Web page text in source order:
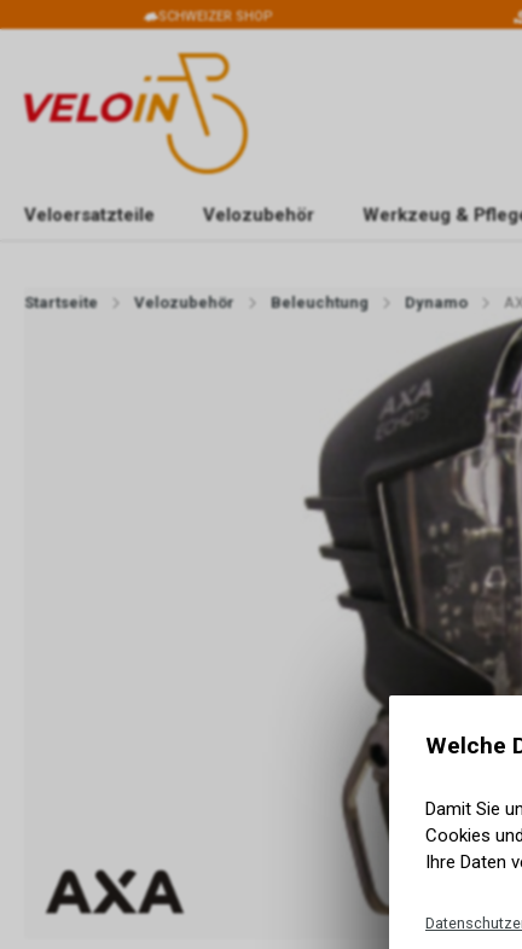
SCHWEIZER SHOP
Veloersatzteile Velozubehör Werkzeug &
Startseite Velozubehör Beleuchtung Dynamo
Welche
Damit Sie
Cookies
Ihre Daten